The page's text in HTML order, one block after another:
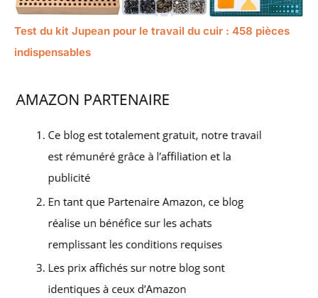
Test du kit Jupean pour le travail du cuir : 458 pièces
indispensables